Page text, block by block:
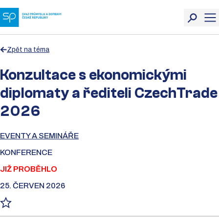
Zpět na téma
Konzultace s ekonomickými
diplomaty a řediteli CzechTrade
2026
EVENTY A SEMINÁŘE
KONFERENCE
JIŽ PROBĚHLO
25. ČERVEN 2026